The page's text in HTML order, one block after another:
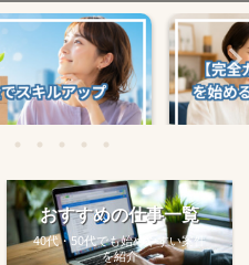
スキルアップする
も使え...
【完全ガ
おすすめの仕事一覧
40代・50代でも始めやすい案件
を紹介